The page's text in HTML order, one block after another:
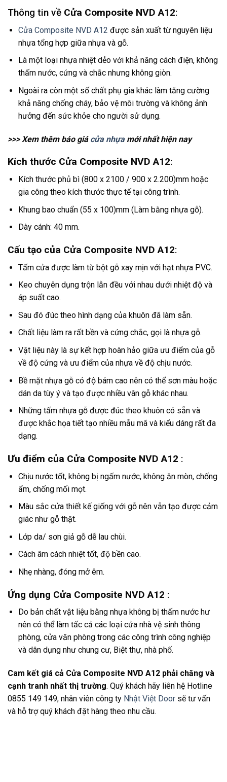
Thông tin về Cửa Composite NVD A12:
Cửa Composite NVD A12 được sản xuất từ nguyên liệu
nhựa tổng hợp giữa nhựa và gỗ.
Là một loại nhựa nhiệt dẻo với khả năng cách điện, không
thấm nước, cứng và chắc nhưng không giòn.
Ngoài ra còn một số chất phụ gia khác làm tăng cường
khả năng chống cháy, bảo vệ môi trường và không ảnh
hưởng đến sức khỏe cho người sử dụng.
>>> Xem thêm báo giá cửa nhựamới nhất hiện nay
Kích thước Cửa Composite NVD A12:
Kích thước phủ bì (800 x 2100 / 900 x 2.200)mm hoặc
gia công theo kích thước thực tế tại công trình.
Khung bao chuẩn (55 x 100)mm (Làm bằng nhựa gỗ).
Dày cánh: 40 mm.
Cấu tạo của Cửa Composite NVD A12:
Tấm cửa được làm từ bột gỗ xay mịn với hạt nhựa PVC.
Keo chuyên dụng trộn lẫn đều với nhau dưới nhiệt độ và
áp suất cao.
Sau đó đúc theo hình dạng của khuôn đã làm sẵn.
Chất liệu làm ra rất bền và cứng chắc, gọi là nhựa gỗ.
Vật liệu này là sự kết hợp hoàn hảo giữa ưu điểm của gỗ
về độ cứng và ưu điểm của nhựa về độ chịu nước.
Bề mặt nhựa gỗ có độ bám cao nên có thể sơn màu hoặc
dán da tùy ý và tạo được nhiều vân gỗ khác nhau.
Những tấm nhựa gỗ được đúc theo khuôn có sẵn và
được khắc họa tiết tạo nhiều mẫu mã và kiểu dáng rất đa
dạng.
Ưu điểm của Cửa Composite NVD A12 :
Chịu nước tốt, không bị ngấm nước, không ăn mòn, chống
ẩm, chống mối mọt.
Màu sắc cửa thiết kế giống với gỗ nên vẫn tạo được cảm
giác như gỗ thật.
Lớp da/ sơn giả gỗ dễ lau chùi.
Cách âm cách nhiệt tốt, độ bền cao.
Nhẹ nhàng, đóng mở êm.
Ứng dụng Cửa Composite NVD A12 :
Do bản chất vật liệu bằng nhựa không bị thấm nước hư
nên có thể làm tấc cả các loại cửa nhà vệ sinh thông
phòng, cửa văn phòng trong các công trình công nghiệp
và dân dụng như chung cư, Biệt thự, nhà phố.
Cam kết giá cả Cửa Composite NVD A12 phải chăng và
cạnh tranh nhất thị trường. Quý khách hãy liên hệ Hotline
0855 149 149, nhân viên công ty Nhật Việt Door sẽ tư vấn
và hỗ trợ quý khách đặt hàng theo nhu cầu.